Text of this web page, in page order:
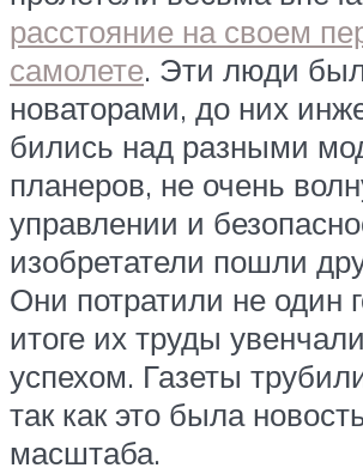
расстояние на своем
самолете. Эти люди
новаторами, до них
бились над разными
планеров, не очень
управлении и
изобретатели пошли
Они потратили не один
итоге их труды
успехом. Газеты
так как это была
масштаба.